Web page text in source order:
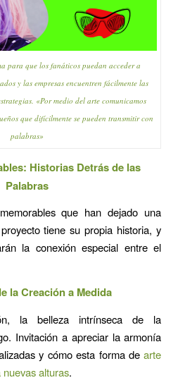
para que los fanáticos puedan acceder a
y las empresas encuentren fácilmente las
«Por medio del arte comunicamos
que difícilmente se pueden transmitir con
palabras»
Historias Detrás de las
Palabras
que han dejado una
tiene su propia historia, y
la conexión especial entre el
la Creación a Medida
la belleza intrínseca de la
Invitación a apreciar la armonía
y cómo esta forma dearte
alturas.